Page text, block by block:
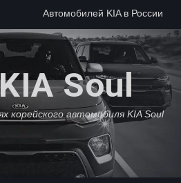
Автомобилей KIA в России
осталось на два месяца
Автомобили KIA прекратят
собирать в России
KIA среди самых популярных
автомобилей в России 2022
года Soul
корейского автомобиля KIA Soul